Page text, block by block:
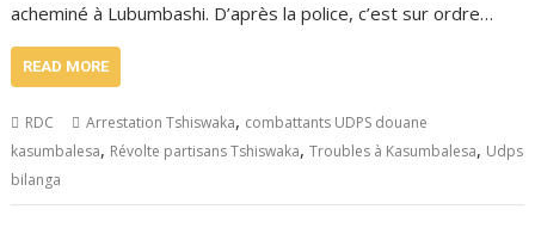
acheminé à Lubumbashi. D’après la police, c’est sur ordre…
READ MORE
RDC Arrestation Tshiswaka, combattants UDPS douane
kasumbalesa, Révolte partisans Tshiswaka,Troubles à Kasumbalesa, Udps
bilanga